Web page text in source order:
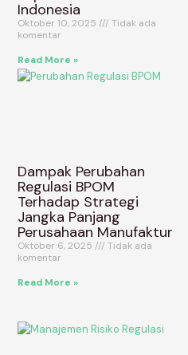
Indonesia
Oktober 10, 2025
Tidak ada
komentar
Read More »
Dampak Perubahan
Regulasi BPOM
Terhadap Strategi
Jangka Panjang
Perusahaan Manufaktur
Oktober 6, 2025
Tidak ada
komentar
Read More »